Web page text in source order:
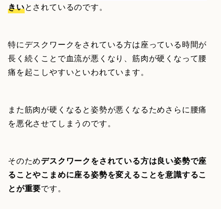
きいとされているのです。
特にデスクワークをされている方は座っている時間が
長く続くことで血流が悪くなり、筋肉が硬くなって腰
痛を起こしやすいといわれています。
また筋肉が硬くなると姿勢が悪くなるためさらに腰痛
を悪化させてしまうのです。
そのためデスクワークをされている方は良い姿勢で座
ることやこまめに座る姿勢を変えることを意識するこ
とが重要です。